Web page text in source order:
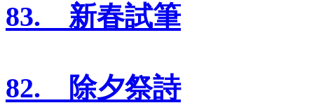
83. 新春試筆
82. 除夕祭詩